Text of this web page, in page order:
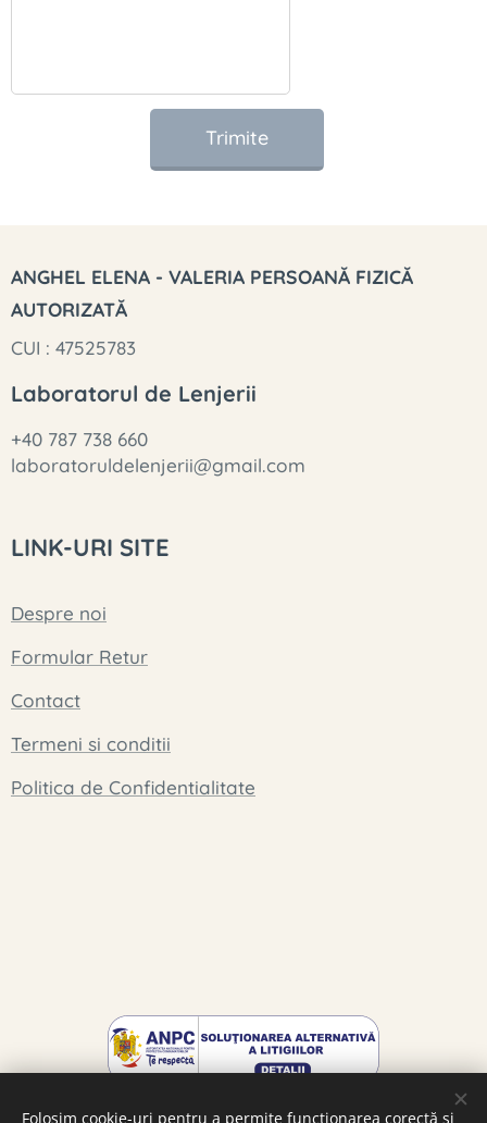
Trimite
ANGHEL ELENA - VALERIA PERSOANĂ FIZICĂ
AUTORIZATĂ
CUI : 47525783
Laboratorul de Lenjerii
+40 787 738 660
laboratoruldelenjerii@gmail.com
LINK-URI SITE
Despre noi
Formular Retur
Contact
Termeni si conditii
Politica de Confidentialitate
Folosim cookie-uri pentru a permite funcționarea corectă și